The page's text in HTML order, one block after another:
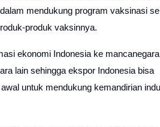
mendukung program vaksinasi
produk vaksinnya.
ekonomi Indonesia ke mancanegara
lain sehingga ekspor Indonesia bisa
untuk mendukung kemandirian